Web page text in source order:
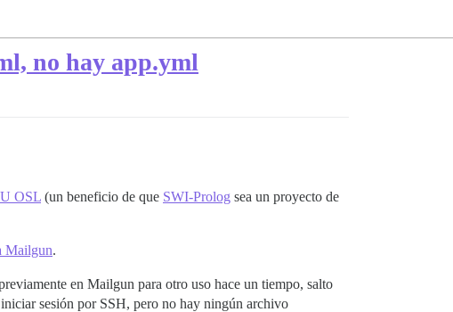
no hay app.yml
OSL (un beneficio de que SWI-Prolog sea un proyecto de
Mailgun.
en Mailgun para otro uso hace un tiempo, salto
sesión por SSH, pero no hay ningún archivo